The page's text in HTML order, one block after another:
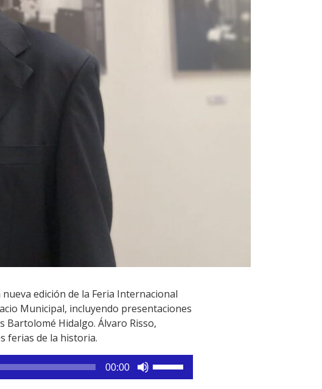
edición de la Feria Internacional
Municipal, incluyendo presentaciones
Hidalgo. Álvaro Risso,
ferias de la historia.
00:00